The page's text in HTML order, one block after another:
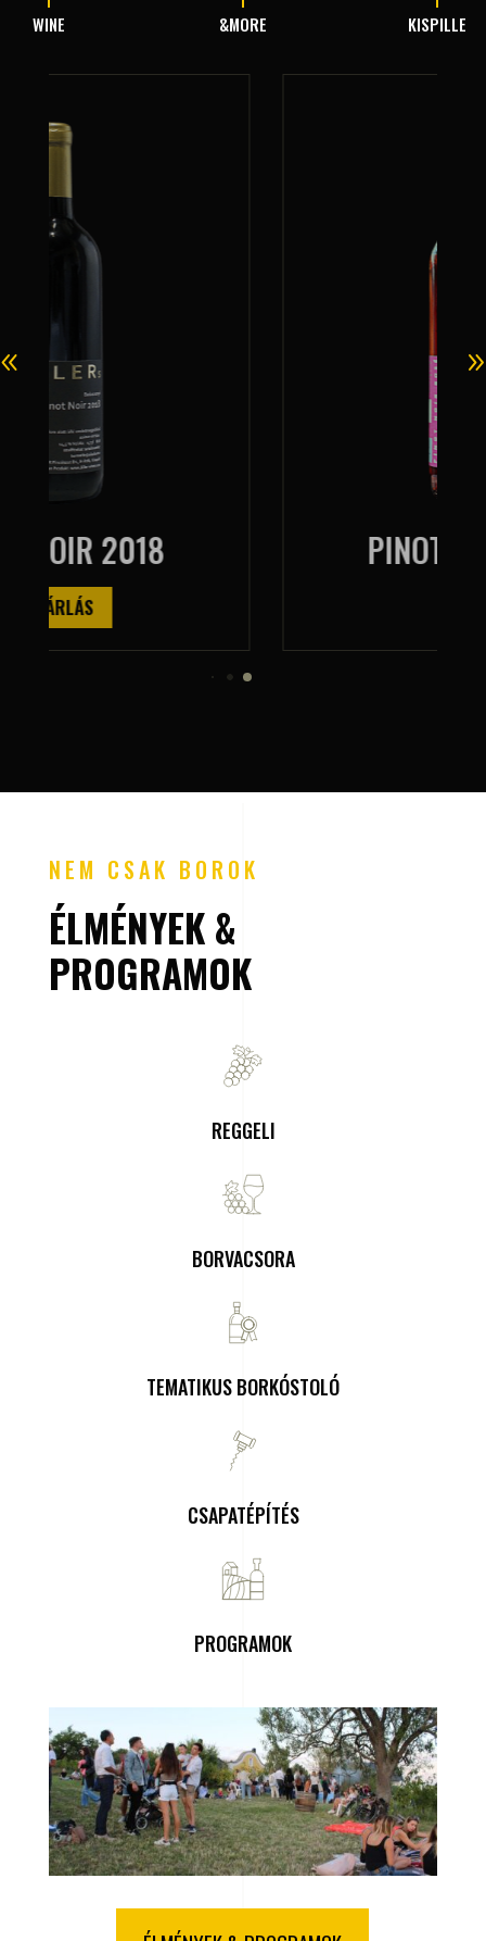
WINE &MORE KISPILLE
PINOT NOIR ROZÉ
NEM CSAK BOROK
ÉLMÉNYEK &
PROGRAMOK
REGGELI
BORVACSORA
TEMATIKUS BORKÓSTOLÓ
CSAPATÉPÍTÉS
PROGRAMOK